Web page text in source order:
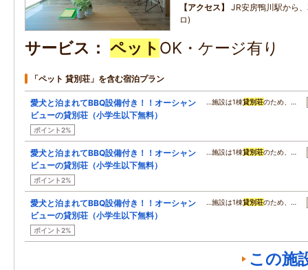
アクセス
JR安房鴨川駅から
ロ)
サービス ペット OK・ケージ有り
「ペット 貸別荘」を含む宿泊プラン
愛犬と泊まれてBBQ設備付き！！オーシャン
ビューの貸別荘（小学生以下無料）
ポイント2%
…施設は1棟貸別荘のため、…
愛犬と泊まれてBBQ設備付き！！オーシャン
ビューの貸別荘（小学生以下無料）
ポイント2%
…施設は1棟貸別荘のため、…
愛犬と泊まれてBBQ設備付き！！オーシャン
ビューの貸別荘（小学生以下無料）
ポイント2%
…施設は1棟貸別荘のため、…
この施